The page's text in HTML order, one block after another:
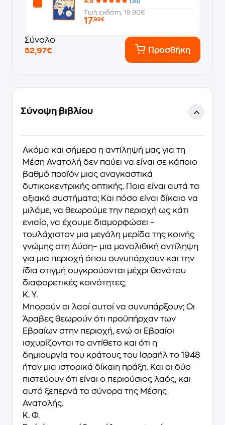
4.9
(31)
Τιμή εκδότη: 19.90€
17,99€
Σύνολο
52,97€
Προσθήκη
Σύνοψη βιβλίου
Ακόμα και σήμερα η αντίληψή μας για τη
Μέση Ανατολή δεν παύει να είναι σε κάποιο
βαθμό προϊόν μιας αναγκαστικά
δυτικοκεντρικής οπτικής. Ποια είναι αυτά τα
αξιακά συστήματα; Και πόσο είναι δίκαιο να
μιλάμε, να θεωρούμε την περιοχή ως κάτι
ενιαίο, να έχουμε διαμορφώσει –
τουλάχιστον μια μεγάλη μερίδα της κοινής
γνώμης στη Δύση– μια μονολιθική αντίληψη
για μια περιοχή όπου συνυπάρχουν και την
ίδια στιγμή συγκρούονται μέχρι θανάτου
διαφορετικές κοινότητες;
K. Y.
Μπορούν οι λαοί αυτοί να συνυπάρξουν; Οι
Άραβες θεωρούν ότι προϋπήρχαν των
Εβραίων στην περιοχή, ενώ οι Εβραίοι
ισχυρίζονται το αντίθετο και ότι η
δημιουργία του κράτους του Ισραήλ το 1948
ήταν μια ιστορικά δίκαιη πράξη. Και οι δύο
πιστεύουν ότι είναι ο περιούσιος λαός, και
αυτό ξεπερνά τα σύνορα της Μέσης
Ανατολής.
Κ. Φ.